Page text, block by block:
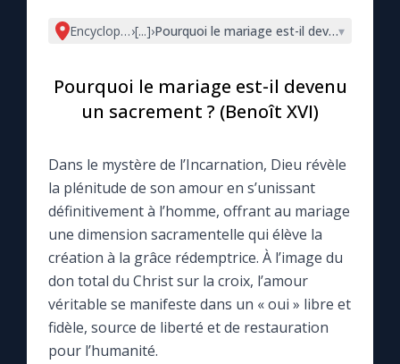
La newsletter
La vidéo de la semaine
Le magazine
Le site internet
Questions-réponses
Prier au quotidien
Encyclopédie mariale
›[...]›Pourquoi le mariage est-il devenu un
▾
Pourquoi le mariage est-il devenu
un sacrement ? (Benoît XVI)
Dans le mystère de l’Incarnation, Dieu révèle
la plénitude de son amour en s’unissant
définitivement à l’homme, offrant au mariage
une dimension sacramentelle qui élève la
création à la grâce rédemptrice. À l’image du
don total du Christ sur la croix, l’amour
véritable se manifeste dans un « oui » libre et
fidèle, source de liberté et de restauration
pour l’humanité.